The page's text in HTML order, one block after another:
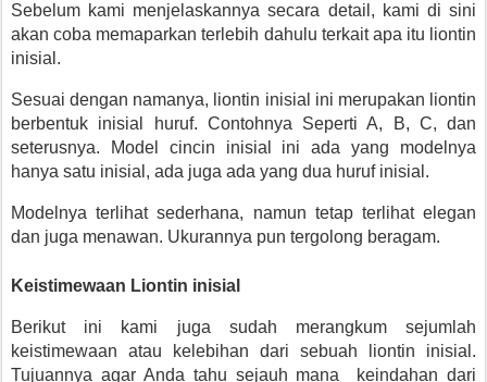
Sebelum kami menjelaskannya secara detail, kami di sini
akan coba memaparkan terlebih dahulu terkait apa itu liontin
inisial.
Sesuai dengan namanya, liontin inisial ini merupakan liontin
berbentuk inisial huruf. Contohnya Seperti A, B, C, dan
seterusnya. Model cincin inisial ini ada yang modelnya
hanya satu inisial, ada juga ada yang dua huruf inisial.
Modelnya terlihat sederhana, namun tetap terlihat elegan
dan juga menawan. Ukurannya pun tergolong beragam.
Keistimewaan Liontin inisial
Berikut ini kami juga sudah merangkum sejumlah
keistimewaan atau kelebihan dari sebuah liontin inisial.
Tujuannya agar Anda tahu sejauh mana  keindahan dari